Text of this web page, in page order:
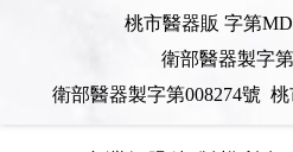
桃市醫器販 字第
衛部醫器製字
衛部醫器製字第008274號